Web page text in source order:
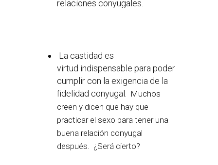
relaciones conyugales.
La castidad es
virtud indispensable para poder
cumplir con la exigencia de la
fidelidad conyugal.
Muchos
creen y dicen que hay que
practicar el sexo para tener una
buena relación conyugal
después. ¿Será cierto?